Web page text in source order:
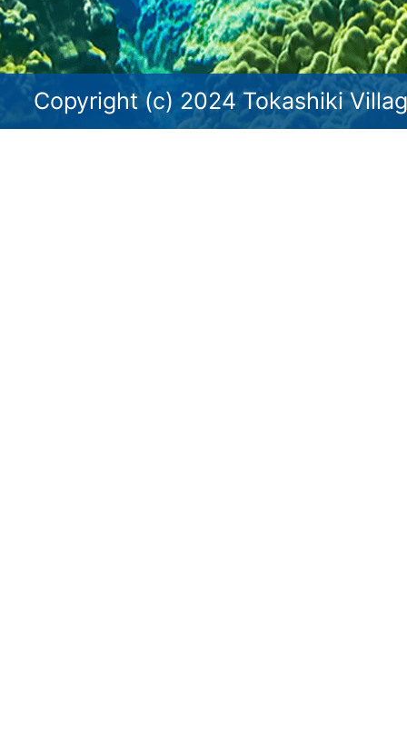
Copyright (c) 2024 Tokashiki